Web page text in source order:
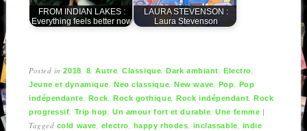
FROM INDIAN LAKES :
Everything feels better now
LAURA STEVENSON :
Laura Stevenson
Posted in2018 8 ,Autre ,Classique ,Dark ambiant ,Electro
Jeune et dynamique Neo classique ,New wave Pop
Pop
indépendante
Rock Rock gothique ,Rock indépendant ,Rock
progressif
Trip hop ,Un amour fort et durable ,Une femme |
Tagged cold wave electro happy rhodes inclassable
indie